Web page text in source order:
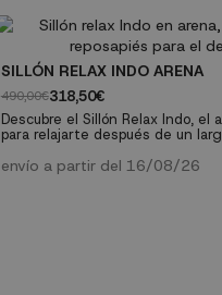
SILLÓN RELAX INDO ARENA
490,00€318,50€
Descubre el Sillón Relax Indo, el
para relajarte después de un
excepcionales, este sillón
envío a partir del 16/08/26